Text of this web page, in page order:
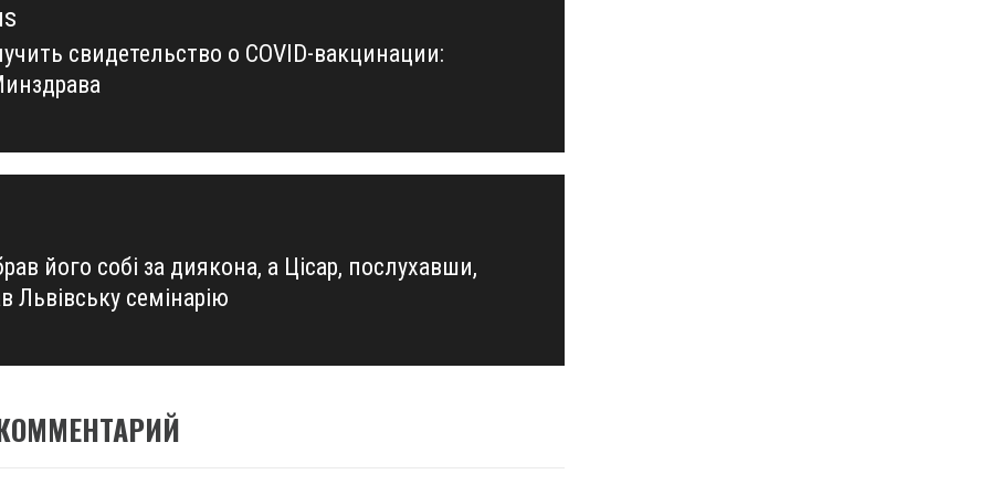
свидетельство о COVID-вакцинации:
його собі за диякона, а Цісар, послухавши,
Львівську семінарію